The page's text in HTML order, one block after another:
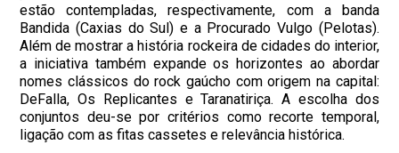
estão contempladas, respectivamente, com a banda
Bandida (Caxias do Sul) e a Procurado Vulgo (Pelotas).
Além de mostrar a história rockeira de cidades do interior,
a iniciativa também expande os horizontes ao abordar
nomes clássicos do rock gaúcho com origem na capital:
DeFalla, Os Replicantes e Taranatiriça. A escolha dos
conjuntos deu-se por critérios como recorte temporal,
ligação com as fitas cassetes e relevância histórica.